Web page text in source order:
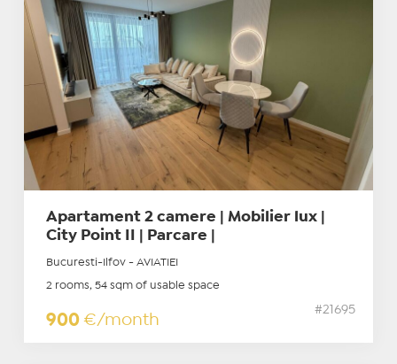
Apartament 2 camere | Mobilier lux |
City Point II | Parcare |
Bucuresti-Ilfov - AVIATIEI
2 rooms, 54 sqm of usable space
900 €/month
#21695